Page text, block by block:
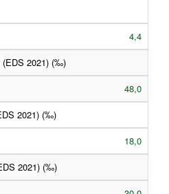
4,4
(EDS 2021) (‰)
48,0
2021) (‰)
18,0
2021) (‰)